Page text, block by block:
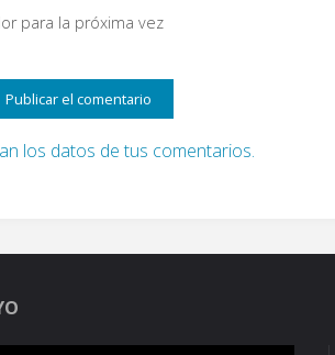
para la próxima vez
los datos de tus comentarios.